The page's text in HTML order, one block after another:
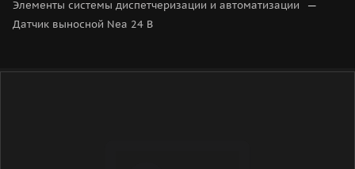
Элементы системы диспетчеризации и автоматизации —
Датчик выносной Nea 24 В